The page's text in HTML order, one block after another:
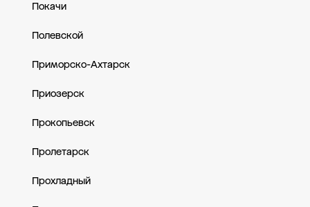
Покачи
Полевской
Приморско-Ахтарск
Приозерск
Прокопьевск
Пролетарск
Прохладный